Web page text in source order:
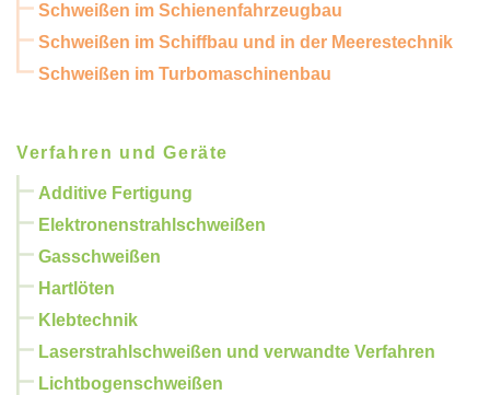
Schweißen im Schienenfahrzeugbau
Schweißen im Schiffbau und in der Meerestechnik
Schweißen im Turbomaschinenbau
Verfahren und Geräte
Additive Fertigung
Elektronenstrahlschweißen
Gasschweißen
Hartlöten
Klebtechnik
Laserstrahlschweißen und verwandte Verfahren
Lichtbogenschweißen